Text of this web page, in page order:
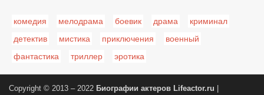
комедия мелодрама боевик драма
криминал
детектив
мистика приключения
военный
фантастика
триллер эротика
Copyright © 2013 – 2022 Биографии актеров Lifeactor.ru